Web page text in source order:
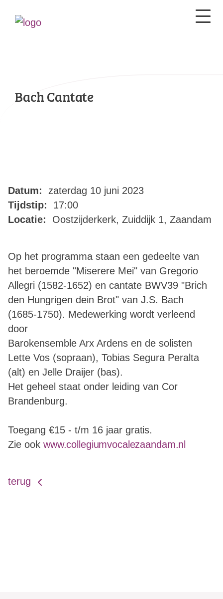
Bach Cantate
Datum:
zaterdag 10 juni 2023
Tijdstip:
17:00
Locatie:
Oostzijderkerk, Zuiddijk 1, Zaandam
Op het programma staan een gedeelte van
het beroemde "Miserere Mei" van Gregorio
Allegri (1582-1652) en cantate BWV39 "Brich
den Hungrigen dein Brot" van J.S. Bach
(1685-1750). Medewerking wordt verleend
door
Barokensemble Arx Ardens en de solisten
Lette Vos (sopraan), Tobias Segura Peralta
(alt) en Jelle Draijer (bas).
Het geheel staat onder leiding van Cor
Brandenburg.
Toegang €15 - t/m 16 jaar gratis.
Zie ook www.collegiumvocalezaandam.nl
terug